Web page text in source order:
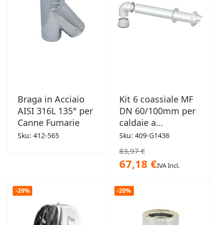
Braga in Acciaio
AISI 316L 135° per
Canne Fumarie
Sku: 412-565
Kit 6 coassiale MF
DN 60/100mm per
caldaie a
condensazione
Sku: 409-G1436
83,97 €
67,18 €IVA Incl.
-20% -20%